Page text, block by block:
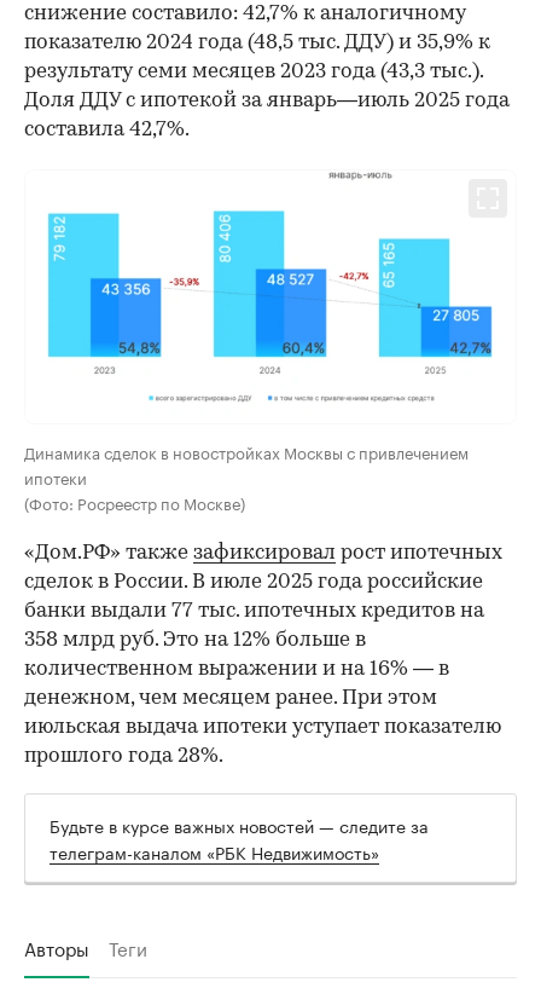
снижение составило: 42,7% к аналогичному
показателю 2024 года (48,5 тыс. ДДУ) и 35,9% к
результату семи месяцев 2023 года (43,3 тыс.).
Доля ДДУ с ипотекой за январь—июль 2025 года
составила 42,7%.
Динамика сделок в новостройках Москвы с привлечением
ипотеки
(Фото: Росреестр по Москве)
«Дом.РФ» также зафиксировал рост ипотечных
сделок в России. В июле 2025 года российские
банки выдали 77 тыс. ипотечных кредитов на
358 млрд руб. Это на 12% больше в
количественном выражении и на 16% — в
денежном, чем месяцем ранее. При этом
июльская выдача ипотеки уступает показателю
прошлого года 28%.
Будьте в курсе важных новостей — следите за
телеграм-каналом «РБК Недвижимость»
Авторы Теги